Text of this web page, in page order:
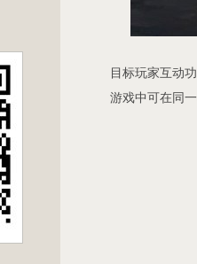
目标玩家互动功
游戏中可在同一